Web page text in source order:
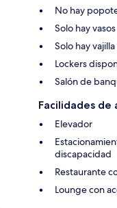
No hay
Solo hay
Solo hay
Lockers
Salón de
Facilidades de
Elevador
discapacidad
Restaurante
Lounge con